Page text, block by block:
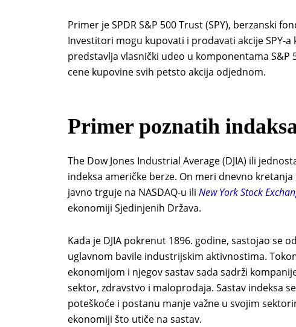
Primer je SPDR S&P 500 Trust (SPY), berzanski
Investitori mogu kupovati i prodavati akcije SPY-
predstavlja vlasnički udeo u komponentama S&P
cene kupovine svih petsto akcija odjednom.
Primer poznatih
The Dow Jones Industrial Average (DJIA) ili
indeksa američke berze. On meri dnevno
javno trguje na NASDAQ-u ili New York Stock
ekonomiji Sjedinjenih Država.
Kada je DJIA pokrenut 1896. godine, sastojao se
uglavnom bavile industrijskim aktivnostima.
ekonomijom i njegov sastav sada sadrži
sektor, zdravstvo i maloprodaja. Sastav indeksa
poteškoće i postanu manje važne u svojim
ekonomiji što utiče na sastav.